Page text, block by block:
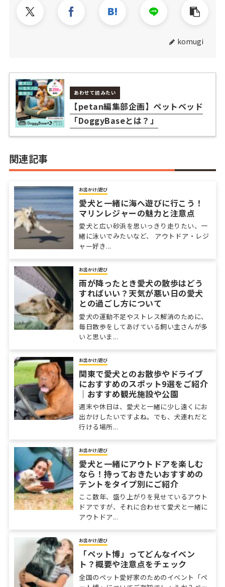
komugi
あわせて読みたい
【petan編集部企画】ペットベッド
「DoggyBaseとは？」
関連記事
お出かけ/遊び
愛犬と一緒に海へ遊びに行こう！
マリンレジャーの魅力と注意点
愛犬と広い砂浜を思いっきり走りたい、一
緒に泳いでみたいなど、 アウトドア・レジ
ャー好き...
お出かけ/遊び
雨が降ったとき愛犬の散歩はどう
すればいい？天気が悪い日の愛犬
との過ごし方について
愛犬の運動不足やストレス解消のために、
毎日散歩をしてあげている飼い主さんが多
いと思いま...
お出かけ/遊び
関東で愛犬とのお散歩やドライブ
におすすめのスポット9選をご紹介
｜おすすめ観光施設や公園
週末や休日は、愛犬と一緒に少し遠くにお
出かけしたいですよね。でも、犬連れだと
行ける場所...
お出かけ/遊び
愛犬と一緒にアウトドアを楽しむ
なら！持っておきたいおすすめの
テントをタイプ別にご紹介
ここ数年、盛り上がりを見せているアウト
ドアですが、それに合わせて愛犬と一緒に
アウトドア...
お出かけ/遊び
「ペット博」ってどんなイベン
ト？概要や注意点をチェック
全国のペット愛好家のためのイベント「ペ